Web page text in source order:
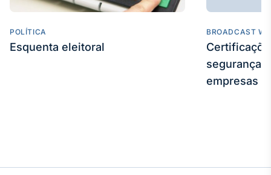
POLÍTICA
Esquenta eleitoral
BROADCAST
segurança
empresas